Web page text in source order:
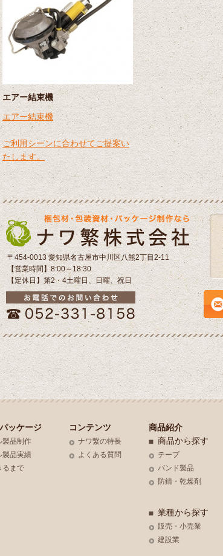
エアー結束機
エアー結束機
ご利用シーンに合わせてご提案い
たします。
〒454-0013 愛知県名古屋市中川区八熊2丁目2-11
【営業時間】8:00～18:30
【定休日】第2・4土曜日、日曜、祝日
ッケージ
製品制作
製品実績
るまで
コンテンツ
ナワ繋の特長
よくある質問
商品紹介
商品から探す
テープ
バンド製品
防錆・乾燥剤
業種から探す
販売・小売業
建設業